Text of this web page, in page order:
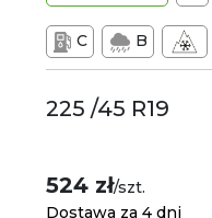
C B
225 /45 R19
524 zł/szt.
Dostawa za 4 dni